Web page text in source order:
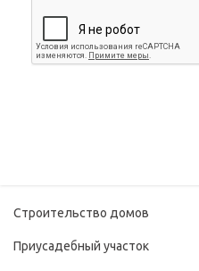
Строительство домов
Приусадебный участок